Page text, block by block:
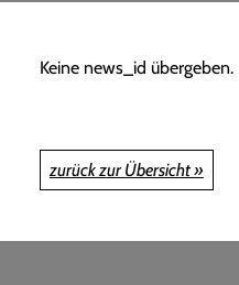
Keine news_id übergeben.
zurück zur Übersicht »